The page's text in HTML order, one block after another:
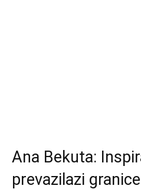
Ana Bekuta:
prevazilazi